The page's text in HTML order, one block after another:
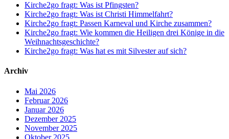
Kirche2go fragt: Was ist Pfingsten?
Kirche2go fragt: Was ist Christi Himmelfahrt?
Kirche2go fragt: Passen Karneval und Kirche zusammen?
Kirche2go fragt: Wie kommen die Heiligen drei Könige in die
Weihnachtsgeschichte?
Kirche2go fragt: Was hat es mit Silvester auf sich?
Archiv
Mai 2026
Februar 2026
Januar 2026
Dezember 2025
November 2025
Oktober 2025